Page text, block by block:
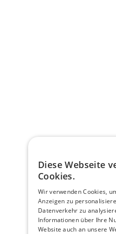
Diese Webseite
Cookies.
Wir verwenden Cookies,
Anzeigen zu
Datenverkehr zu
Informationen über Ihre
Website auch an unsere